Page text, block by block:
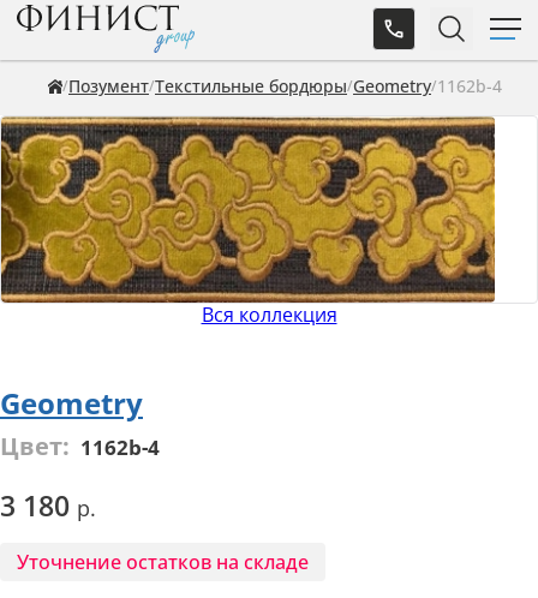
Позумент Текстильные бордюры Geometry 1162b-4
Вся коллекция
Geometry
Цвет: 1162b-4
3 180
Уточнение остатков на складе